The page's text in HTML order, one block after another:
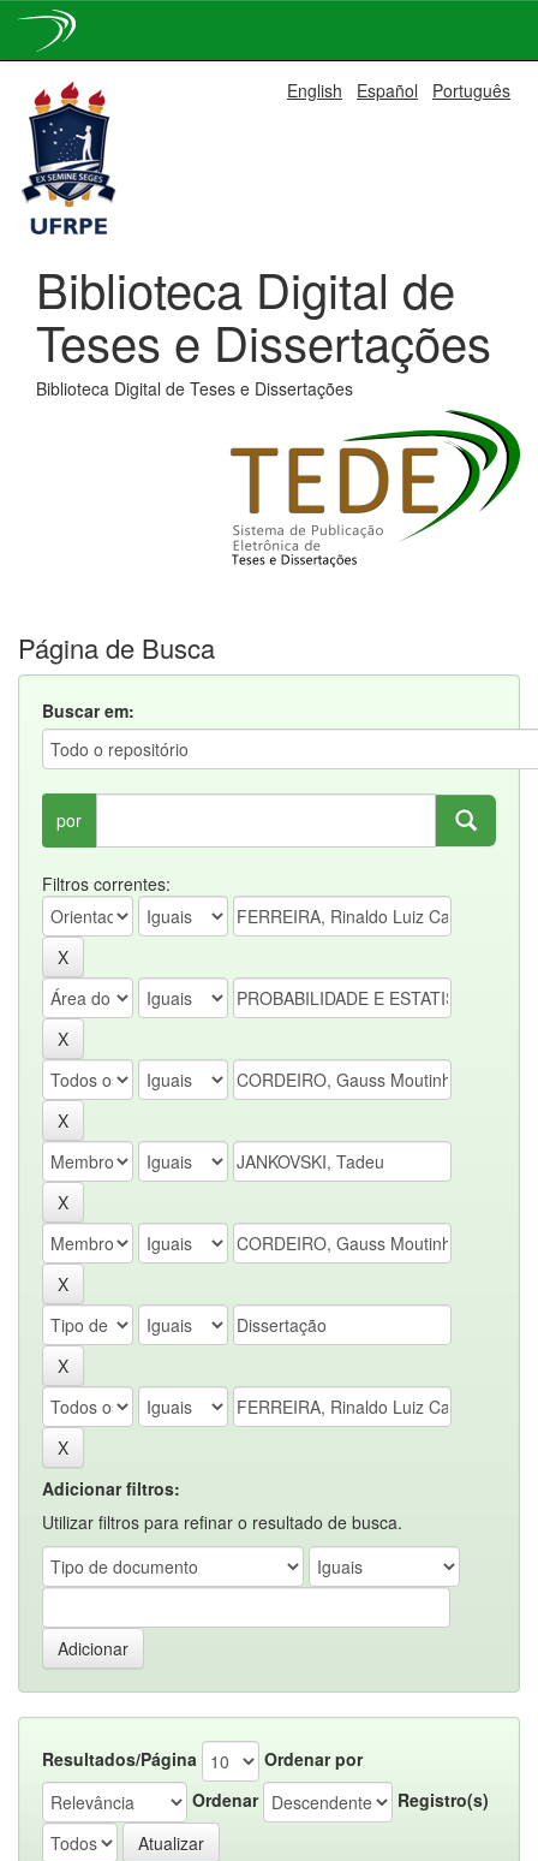
navigation
English Español Português
Biblioteca Digital de
Teses e Dissertações
Biblioteca Digital de Teses e Dissertações
Página de Busca
Buscar em:
por
Filtros correntes:
Adicionar filtros:
Utilizar filtros para refinar o resultado de busca.
Resultados/Página
Ordenar por
Ordenar
Registro(s)